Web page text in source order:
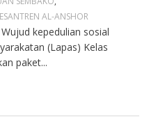
AL-ANSHOR
kepedulian sosial
(Lapas) Kelas
paket...